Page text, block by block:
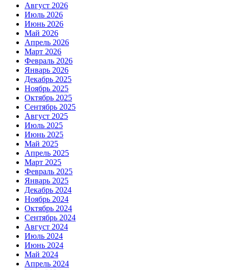
Август 2026
Июль 2026
Июнь 2026
Май 2026
Апрель 2026
Март 2026
Февраль 2026
Январь 2026
Декабрь 2025
Ноябрь 2025
Октябрь 2025
Сентябрь 2025
Август 2025
Июль 2025
Июнь 2025
Май 2025
Апрель 2025
Март 2025
Февраль 2025
Январь 2025
Декабрь 2024
Ноябрь 2024
Октябрь 2024
Сентябрь 2024
Август 2024
Июль 2024
Июнь 2024
Май 2024
Апрель 2024